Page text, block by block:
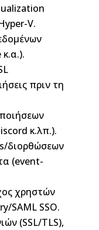
V.
κ.α.).
πριν τη
κ.λπ.).
διορθώσεων
(event-
χρηστών
SAML SSO.
(SSL/TLS),